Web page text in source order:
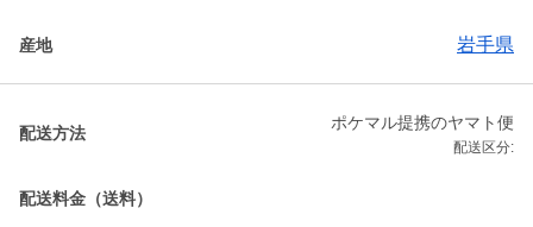
産地 岩手県
配送方法
ポケマル提携のヤマト便
配送区分:
配送料金（送料）